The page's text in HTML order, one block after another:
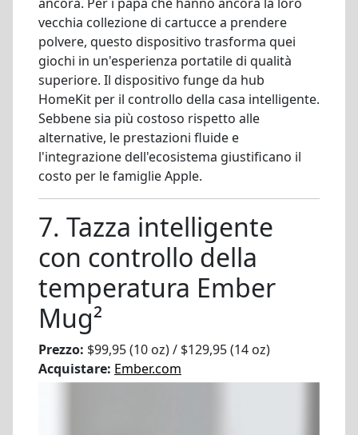
vecchia collezione di cartucce a prendere
polvere, questo dispositivo trasforma quei
giochi in un'esperienza portatile di qualità
superiore. Il dispositivo funge da hub
HomeKit per il controllo della casa intelligente.
Sebbene sia più costoso rispetto alle
alternative, le prestazioni fluide e
l'integrazione dell'ecosistema giustificano il
costo per le famiglie Apple.
7. Tazza intelligente
con controllo della
temperatura Ember
Mug²
Prezzo: $99,95 (10 oz) / $129,95 (14 oz)
Acquistare: Ember.com